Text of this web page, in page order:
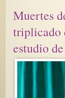
Muertes
triplicado
estudio